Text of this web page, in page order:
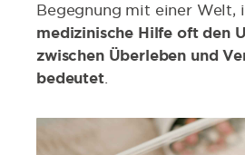
Begegnung mit einer Welt,
medizinische Hilfe oft den
zwischen Überleben und
bedeutet.